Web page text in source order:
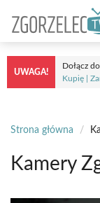
treści
UWAGA!
Dołącz
Kupię |
Strona główna /
Kamery